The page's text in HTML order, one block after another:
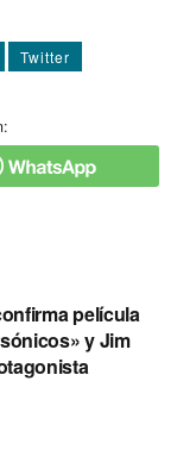
Twitter
película
y Jim